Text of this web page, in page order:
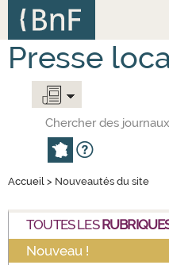
Presse
Accueil > Nouveautés du site
TOUTES LES
Nouveau !